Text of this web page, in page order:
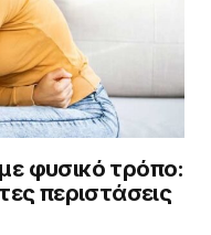
φυσικό τρόπο:
περιστάσεις